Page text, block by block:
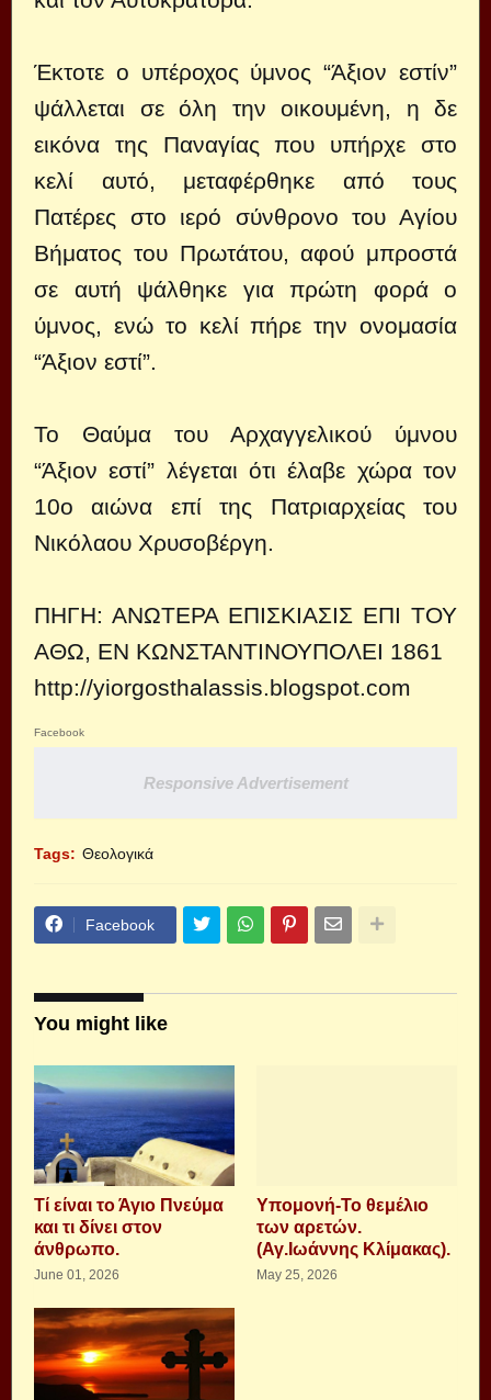
Έκτοτε ο υπέροχος ύμνος “Άξιον εστίν”
ψάλλεται σε όλη την οικουμένη, η δε
εικόνα της Παναγίας που υπήρχε στο
κελί αυτό, μεταφέρθηκε από τους
Πατέρες στο ιερό σύνθρονο του Αγίου
Βήματος του Πρωτάτου, αφού μπροστά
σε αυτή ψάλθηκε για πρώτη φορά ο
ύμνος, ενώ το κελί πήρε την ονομασία
“Άξιον εστί”.
Το Θαύμα του Αρχαγγελικού ύμνου
“Άξιον εστί” λέγεται ότι έλαβε χώρα τον
10ο αιώνα επί της Πατριαρχείας του
Νικόλαου Χρυσοβέργη.
ΠΗΓΗ: ΑΝΩΤΕΡΑ ΕΠΙΣΚΙΑΣΙΣ ΕΠΙ ΤΟΥ
ΑΘΩ, ΕΝ ΚΩΝΣΤΑΝΤΙΝΟΥΠΟΛΕΙ 1861
http://yiorgosthalassis.blogspot.com
Facebook
Responsive Advertisement
Tags: Θεολογικά
Facebook
You might like
Τί είναι το Άγιο Πνεύμα
και τι δίνει στον
άνθρωπο.
June 01, 2026
Υπομονή-Το θεμέλιο
των αρετών.
(Αγ.Ιωάννης Κλίμακας).
May 25, 2026